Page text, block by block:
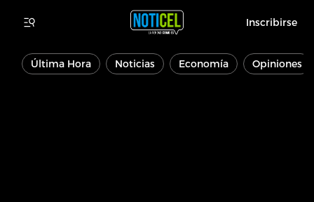
Inscribirse
Última Hora Noticias Economía Opiniones